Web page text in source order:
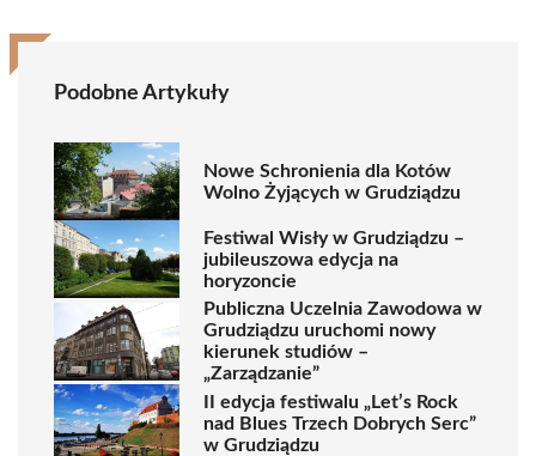
Podobne Artykuły
Nowe Schronienia dla Kotów
Wolno Żyjących w Grudziądzu
Festiwal Wisły w Grudziądzu –
jubileuszowa edycja na
horyzoncie
Publiczna Uczelnia Zawodowa w
Grudziądzu uruchomi nowy
kierunek studiów –
„Zarządzanie”
II edycja festiwalu „Let’s Rock
nad Blues Trzech Dobrych Serc”
w Grudziądzu